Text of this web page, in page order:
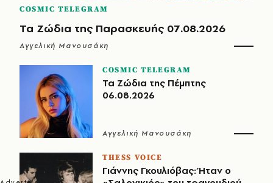
COSMIC TELEGRAM
Τα Ζώδια της Παρασκευής 07.08.2026
Αγγελική Μανουσάκη
COSMIC TELEGRAM
Τα Ζώδια της Πέμπτης
06.08.2026
Αγγελική Μανουσάκη
THESS VOICE
Γιάννης Γκουλιόβας: Ήταν ο